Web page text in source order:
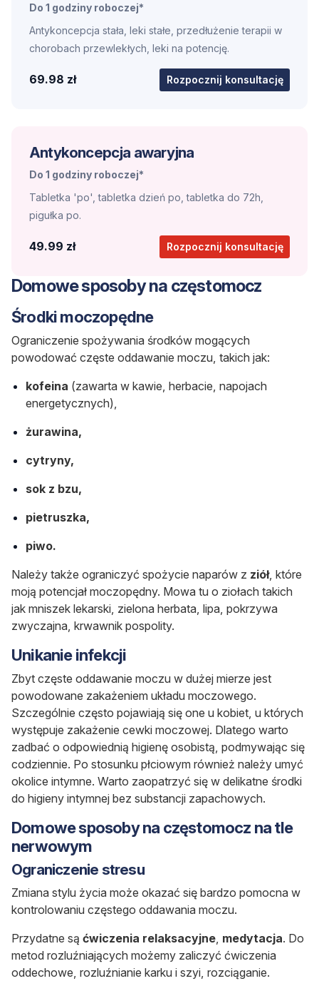
Do 1 godziny roboczej*
Antykoncepcja stała, leki stałe, przedłużenie terapii w
chorobach przewlekłych, leki na potencję.
69.98 zł Rozpocznij konsultację
Antykoncepcja awaryjna
Do 1 godziny roboczej*
Tabletka 'po', tabletka dzień po, tabletka do 72h,
pigułka po.
49.99 zł Rozpocznij konsultację
Domowe sposoby na częstomocz
Środki moczopędne
Ograniczenie spożywania środków mogących
powodować częste oddawanie moczu, takich jak:
kofeina (zawarta w kawie, herbacie, napojach
energetycznych),
żurawina,
cytryny,
sok z bzu,
pietruszka,
piwo.
Należy także ograniczyć spożycie naparów z ziół, które
moją potencjał moczopędny. Mowa tu o ziołach takich
jak mniszek lekarski, zielona herbata, lipa, pokrzywa
zwyczajna, krwawnik pospolity.
Unikanie infekcji
Zbyt częste oddawanie moczu w dużej mierze jest
powodowane zakażeniem układu moczowego.
Szczególnie często pojawiają się one u kobiet, u których
występuje zakażenie cewki moczowej. Dlatego warto
zadbać o odpowiednią higienę osobistą, podmywając się
codziennie. Po stosunku płciowym również należy umyć
okolice intymne. Warto zaopatrzyć się w delikatne środki
do higieny intymnej bez substancji zapachowych.
Domowe sposoby na częstomocz na tle
nerwowym
Ograniczenie stresu
Zmiana stylu życia może okazać się bardzo pomocna w
kontrolowaniu częstego oddawania moczu.
Przydatne są ćwiczenia relaksacyjne medytacja. Do
metod rozluźniających możemy zaliczyć ćwiczenia
oddechowe, rozluźnianie karku i szyi, rozciąganie.